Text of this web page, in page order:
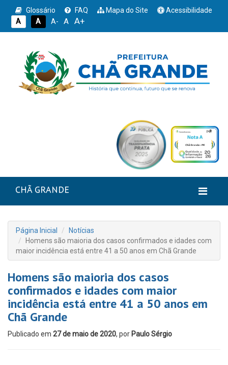
Glossário FAQ Mapa do Site
Acessibilidade
A
A A- A A+
CHÃ GRANDE
Página Inicial
Notícias
Homens são maioria dos casos confirmados e idades com
maior incidência está entre 41 a 50 anos em Chã Grande
Homens são maioria dos casos
confirmados e idades com maior
incidência está entre 41 a 50 anos em
Chã Grande
Publicado em 27 de maio de 2020, por Paulo Sérgio